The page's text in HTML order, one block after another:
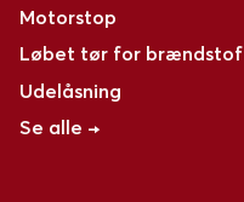
Motorstop
Løbet tør for brændstof
Udelåsning
Se alle →